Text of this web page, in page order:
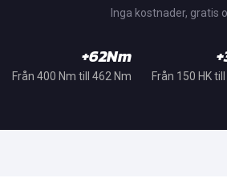
Inga kostnader, gratis
+62Nm
Från 400 Nm till 462 Nm Från 150 HK